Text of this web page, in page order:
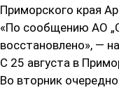
Приморского края
«По сообщению АО
восстановлено», ―
С 25 августа в
Во вторник